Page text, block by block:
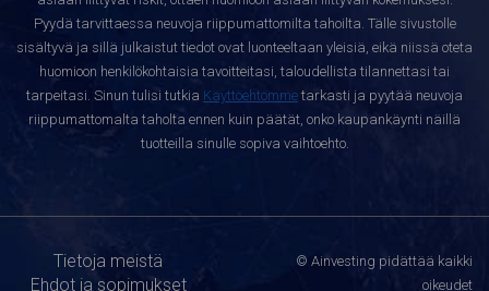
Pyydä tarvittaessa neuvoja riippumattomilta tahoilta. Tälle sivustolle
sisältyvä ja sillä julkaistut tiedot ovat luonteeltaan yleisiä, eikä niissä oteta
huomioon henkilökohtaisia tavoitteitasi, taloudellista tilannettasi tai
tarpeitasi. Sinun tulisi tutkia Käyttöehtomme tarkasti ja pyytää neuvoja
riippumattomalta taholta ennen kuin päätät, onko kaupankäynti näillä
tuotteilla sinulle sopiva vaihtoehto.
Tietoja meistä
Ehdot ja sopimukset
© Ainvesting pidättää kaikki
oikeudet